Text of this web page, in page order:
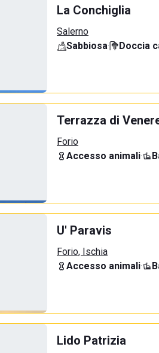
La Conchiglia
Salerno
Sabbiosa· Doccia
Terrazza di
Forio
Accesso animali·
U' Paravis
Forio, Ischia
Accesso animali·
Lido Patrizia